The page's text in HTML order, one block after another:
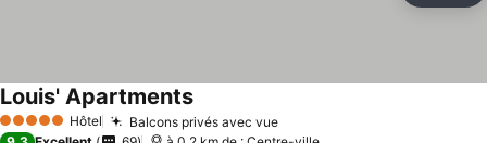
5 Étoiles Hôtel Balcons privés avec vue
Louis' Apartments